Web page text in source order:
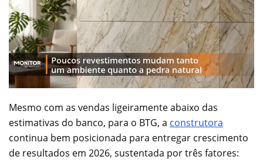
Mesmo com as vendas ligeiramente abaixo das
estimativas do banco, para o BTG, a construtora
continua bem posicionada para entregar crescimento
de resultados em 2026, sustentada por três fatores: